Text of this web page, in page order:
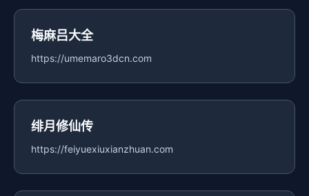
梅麻吕大全
https://umemaro3dcn.com
绯月修仙传
https://feiyuexiuxianzhuan.com